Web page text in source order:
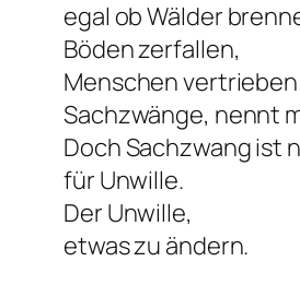
egal ob Wälder
Böden zerfallen,
Menschen
Sachzwänge, nennt
Doch Sachzwang ist
für Unwille.
Der Unwille,
etwas zu ändern.